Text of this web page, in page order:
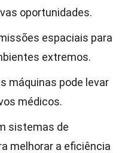
oportunidades.
espaciais para
extremos.
máquinas pode levar
médicos.
sistemas de
melhorar a eficiência